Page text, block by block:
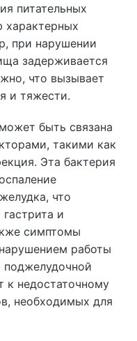
питательных
характерных
при нарушении
задерживается
что вызывает
и тяжести.
быть связана
такими как
Эта бактерия
что
и
симптомы
работы
поджелудочной
к недостаточному
необходимых для